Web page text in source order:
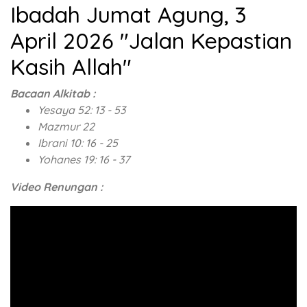
Ibadah Jumat Agung, 3
April 2026 "Jalan Kepastian
Kasih Allah"
Bacaan Alkitab :
Yesaya 52: 13 - 53
Mazmur 22
Ibrani 10: 16 - 25
Yohanes 19: 16 - 37
Video Renungan :